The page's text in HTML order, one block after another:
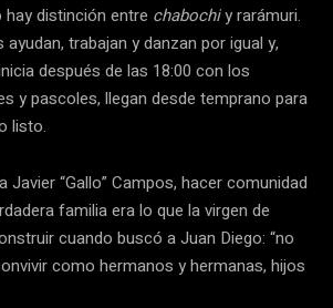
distinción entre chabochiy rarámuri.
trabajan y danzan por igual y,
después de las 18:00 con los
y pascoles, llegan desde temprano para
listo.
Javier “Gallo” Campos, hacer comunidad
familia era lo que la virgen de
cuando buscó a Juan Diego: “no
como hermanos y hermanas, hijos